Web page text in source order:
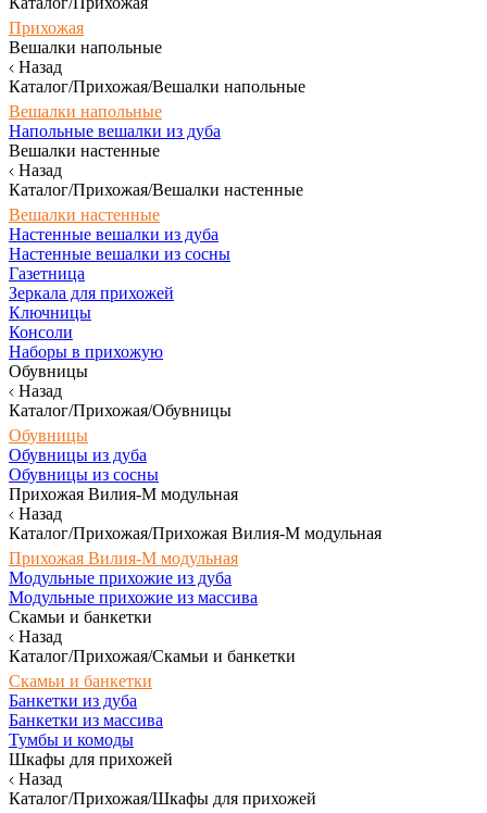
Прихожая
Вешалки напольные
Назад
Каталог/Прихожая/Вешалки напольные
Вешалки напольные
Напольные вешалки из дуба
Вешалки настенные
Назад
Каталог/Прихожая/Вешалки настенные
Вешалки настенные
Настенные вешалки из дуба
Настенные вешалки из сосны
Газетница
Зеркала для прихожей
Ключницы
Консоли
Наборы в прихожую
Обувницы
Назад
Каталог/Прихожая/Обувницы
Обувницы
Обувницы из дуба
Обувницы из сосны
Прихожая Вилия-М модульная
Назад
Каталог/Прихожая/Прихожая Вилия-М модульная
Прихожая Вилия-М модульная
Модульные прихожие из дуба
Модульные прихожие из массива
Скамьи и банкетки
Назад
Каталог/Прихожая/Скамьи и банкетки
Скамьи и банкетки
Банкетки из дуба
Банкетки из массива
Тумбы и комоды
Шкафы для прихожей
Назад
Каталог/Прихожая/Шкафы для прихожей